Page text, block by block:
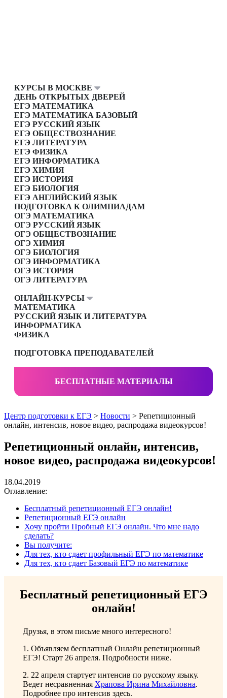
КУРСЫ В МОСКВЕ
ДЕНЬ ОТКРЫТЫХ ДВЕРЕЙ
ЕГЭ МАТЕМАТИКА
ЕГЭ МАТЕМАТИКА БАЗОВЫЙ
ЕГЭ РУССКИЙ ЯЗЫК
ЕГЭ ОБЩЕСТВОЗНАНИЕ
ЕГЭ ЛИТЕРАТУРА
ЕГЭ ФИЗИКА
ЕГЭ ИНФОРМАТИКА
ЕГЭ ХИМИЯ
ЕГЭ ИСТОРИЯ
ЕГЭ БИОЛОГИЯ
ЕГЭ АНГЛИЙСКИЙ ЯЗЫК
ПОДГОТОВКА К ОЛИМПИАДАМ
ОГЭ МАТЕМАТИКА
ОГЭ РУССКИЙ ЯЗЫК
ОГЭ ОБЩЕСТВОЗНАНИЕ
ОГЭ ХИМИЯ
ОГЭ БИОЛОГИЯ
ОГЭ ИНФОРМАТИКА
ОГЭ ИСТОРИЯ
ОГЭ ЛИТЕРАТУРА
ОНЛАЙН-КУРСЫ
МАТЕМАТИКА
РУССКИЙ ЯЗЫК И ЛИТЕРАТУРА
ИНФОРМАТИКА
ФИЗИКА
ПОДГОТОВКА ПРЕПОДАВАТЕЛЕЙ
БЕСПЛАТНЫЕ МАТЕРИАЛЫ
Центр подготовки к ЕГЭ > Новости > Репетиционный
онлайн, интенсив, новое видео, распродажа видеокурсов!
Репетиционный онлайн, интенсив,
новое видео, распродажа видеокурсов!
18.04.2019
Оглавление:
Бесплатный репетиционный ЕГЭ онлайн!
Репетиционный ЕГЭ онлайн
Хочу пройти Пробный ЕГЭ онлайн. Что мне надо
сделать?
Вы получите:
Для тех, кто сдает профильный ЕГЭ по математике
Для тех, кто сдает Базовый ЕГЭ по математике
Бесплатный репетиционный ЕГЭ
онлайн!
Друзья, в этом письме много интересного!
1. Объявляем бесплатный Онлайн репетиционный
ЕГЭ! Старт 26 апреля. Подробности ниже.
2. 22 апреля стартует интенсив по русскому языку.
Ведет несравненная Храпова Ирина Михайловна.
Подробнее про интенсив здесь.